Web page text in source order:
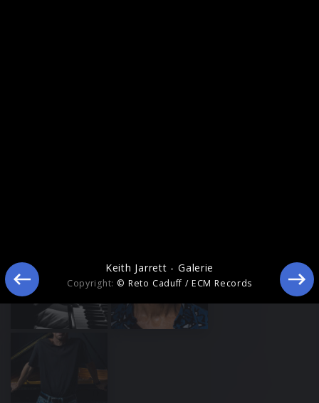
Keith Jarrett - Galerie
Copyright: © Reto Caduff / ECM Records